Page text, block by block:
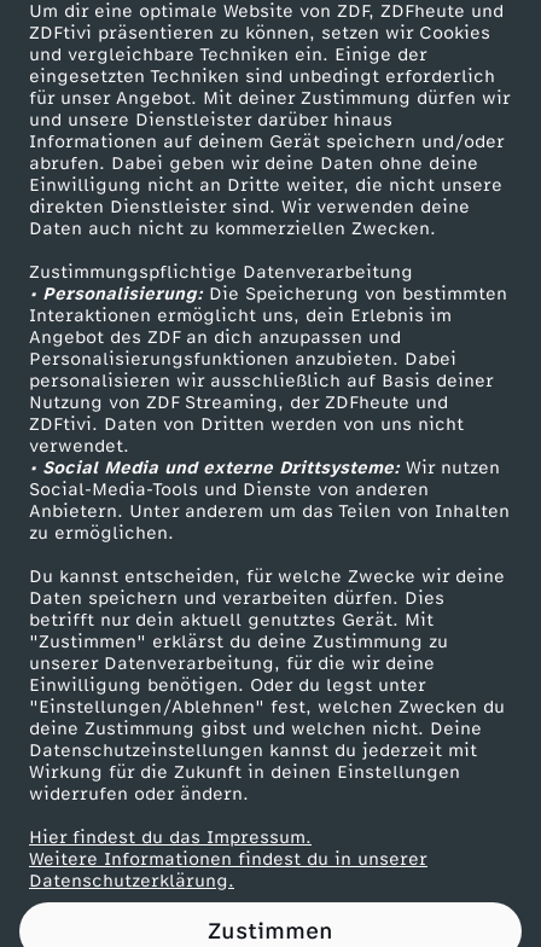
Um dir eine optimale Website von ZDF, ZDFheute und
ZDFtivi präsentieren zu können, setzen wir Cookies
und vergleichbare Techniken ein. Einige der
eingesetzten Techniken sind unbedingt erforderlich
für unser Angebot. Mit deiner Zustimmung dürfen wir
und unsere Dienstleister darüber hinaus
Informationen auf deinem Gerät speichern und/oder
abrufen. Dabei geben wir deine Daten ohne deine
Einwilligung nicht an Dritte weiter, die nicht unsere
direkten Dienstleister sind. Wir verwenden deine
Daten auch nicht zu kommerziellen Zwecken.
Zustimmungspflichtige Datenverarbeitung
• Personalisierung:Die Speicherung von bestimmten
Interaktionen ermöglicht uns, dein Erlebnis im
Angebot des ZDF an dich anzupassen und
Personalisierungsfunktionen anzubieten. Dabei
personalisieren wir ausschließlich auf Basis deiner
Nutzung von ZDF Streaming, der ZDFheute und
ZDFtivi. Daten von Dritten werden von uns nicht
verwendet.
• Social Media und externe Drittsysteme:Wir nutzen
Social-Media-Tools und Dienste von anderen
Anbietern. Unter anderem um das Teilen von Inhalten
zu ermöglichen.
Du kannst entscheiden, für welche Zwecke wir deine
Daten speichern und verarbeiten dürfen. Dies
betrifft nur dein aktuell genutztes Gerät. Mit
"Zustimmen" erklärst du deine Zustimmung zu
unserer Datenverarbeitung, für die wir deine
Einwilligung benötigen. Oder du legst unter
"Einstellungen/Ablehnen" fest, welchen Zwecken du
deine Zustimmung gibst und welchen nicht. Deine
Datenschutzeinstellungen kannst du jederzeit mit
Wirkung für die Zukunft in deinen Einstellungen
widerrufen oder ändern.
Hier findest du das Impressum.
Weitere Informationen findest du in unserer
Datenschutzerklärung.
Zustimmen
h
e
n
a
c
h
G
e
r
e
c
h
t
i
g
k
Mehr ZDF
ZDF-Apps
Smart TV
ZDFtext
Livestreams
Sendungen A-Z
TV-Programm
Service
ZDFmitreden
Kontakt zum ZDF
Tickets
Zuschauerservice
Hilfe
ZDF Unternehmen
Karriere
ZDF goes Schule
Werbefernsehen
Mainzelmännchen
Partner